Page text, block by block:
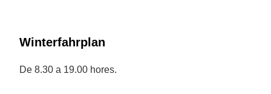
Winterfahrplan
De 8.30 a 19.00 hores.